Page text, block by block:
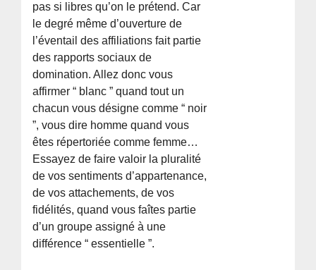
pas si libres qu’on le prétend. Car
le degré même d’ouverture de
l’éventail des affiliations fait partie
des rapports sociaux de
domination. Allez donc vous
affirmer “ blanc ” quand tout un
chacun vous désigne comme “ noir
”, vous dire homme quand vous
êtes répertoriée comme femme…
Essayez de faire valoir la pluralité
de vos sentiments d’appartenance,
de vos attachements, de vos
fidélités, quand vous faîtes partie
d’un groupe assigné à une
différence “ essentielle ”.